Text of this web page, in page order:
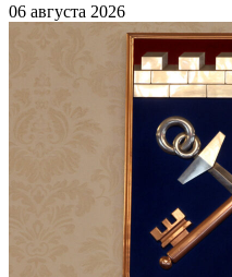
06 августа 2026